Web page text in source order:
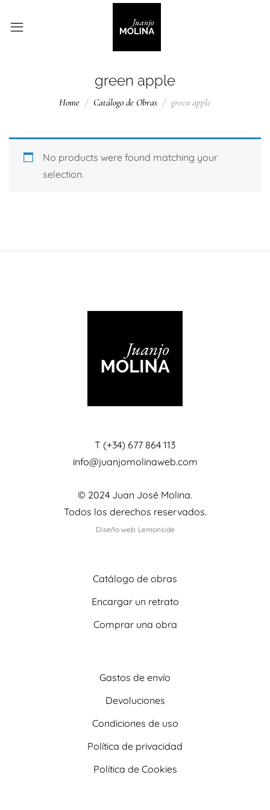
green apple
Home Catálogo de Obras green apple
No products were found matching your
selection.
T (+34) 677 864 113
info@juanjomolinaweb.com
© 2024 Juan José Molina.
Todos los derechos reservados.
Diseño web: Lemonside
Catálogo de obras
Encargar un retrato
Comprar una obra
Gastos de envío
Devoluciones
Condiciones de uso
Política de privacidad
Política de Cookies